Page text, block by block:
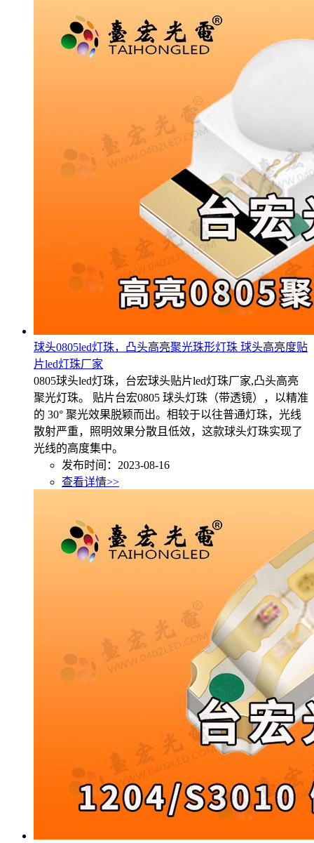
球头0805led灯珠，凸头高亮聚光珠形灯珠 球头高亮度贴
片led灯珠厂家
0805球头led灯珠，台宏球头贴片led灯珠厂家,凸头高亮
聚光灯珠。 贴片台宏0805 球头灯珠（带透镜），以精准
的 30° 聚光效果脱颖而出。相较于以往普通灯珠，光线
散射严重，照明效果分散且低效，这款球头灯珠实现了
光线的高度集中。
发布时间：2023-08-16
查看详情>>